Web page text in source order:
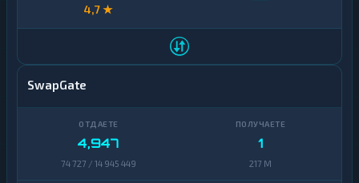
4,7 ★
SwapGate
4,947
74 727 / 14 945 449
1
217 M